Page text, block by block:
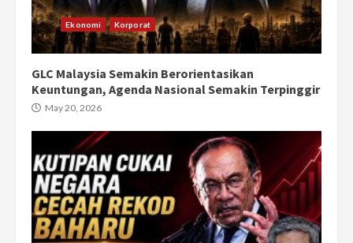
Ekonomi Korporat
GLC Malaysia Semakin Berorientasikan
Keuntungan, Agenda Nasional Semakin Terpinggir
May 20, 2026